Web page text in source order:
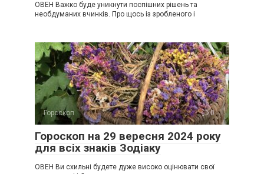
ОВЕН Важко буде уникнути поспішних рішень та
необдуманих вчинків. Про щось із зробленого і
Гороскоп 0
Гороскоп на 29 вересня 2024 року
для всіх знаків Зодіаку
ОВЕН Ви схильні будете дуже високо оцінювати свої